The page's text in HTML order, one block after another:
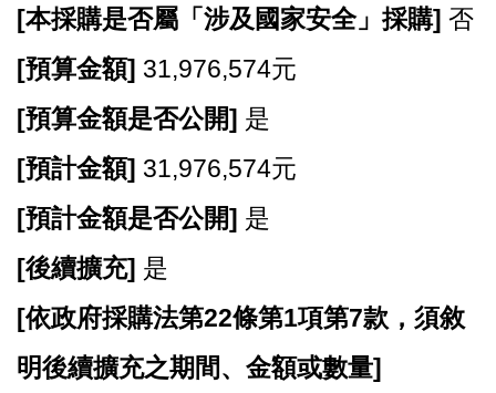
網
站
安
全
策
[本採購是否屬「涉及國家安全」採購] 否
[預算金額] 31,976,574元
[預算金額是否公開] 是
[預計金額] 31,976,574元
[預計金額是否公開] 是
[後續擴充] 是
[依政府採購法第22條第1項第7款，須敘
明後續擴充之期間、金額或數量]